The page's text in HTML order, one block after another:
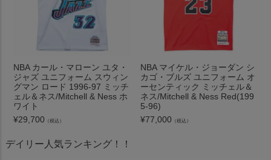
NBA カール・マローン ユタ・
ジャズ ユニフォーム スウィン
グマン ロード 1996-97 ミッチ
ェル＆ネス/Mitchell & Ness ホ
ワイト
¥29,700 （税込）
NBA マイケル・ジョーダン シ
カゴ・ブルズ ユニフォーム オ
ーセンティック ミッチェル＆
ネス/Mitchell & Ness Red(199
5-96)
¥77,000 （税込）
デイリー人気ランキング！！